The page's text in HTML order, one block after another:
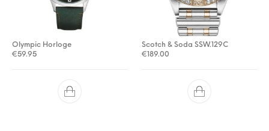
Olympic Horloge
€59.95
Scotch & Soda SSW.129C
€ 189.00